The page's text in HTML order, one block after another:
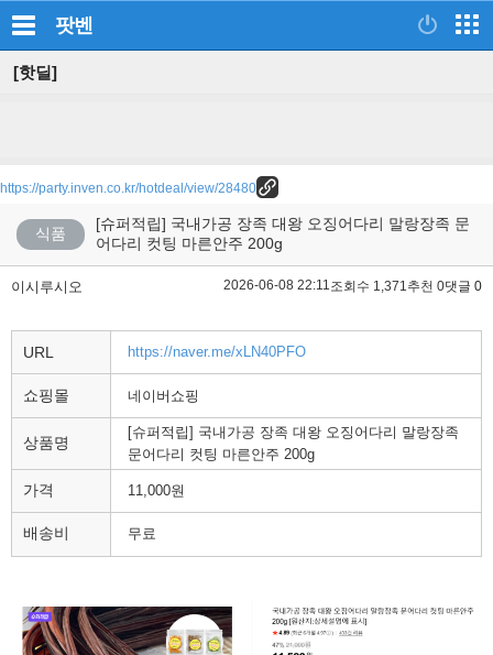
팟벤
[핫딜]
https://party.inven.co.kr/hotdeal/view/28480
식품
[슈퍼적립] 국내가공 장족 대왕 오징어다리 말랑장족 문
어다리 컷팅 마른안주 200g
이시루시오 2026-06-08 22:11조회수 1,371추천 0댓글 0
URL https://naver.me/xLN40PFO
쇼핑몰 네이버쇼핑
상품명
[슈퍼적립] 국내가공 장족 대왕 오징어다리 말랑장족
문어다리 컷팅 마른안주 200g
가격 11,000원
배송비 무료